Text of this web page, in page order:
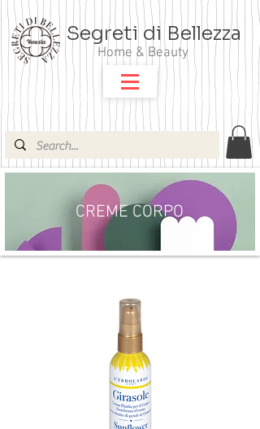
Segreti di Bellezza
Home & Beauty
CREME CORPO